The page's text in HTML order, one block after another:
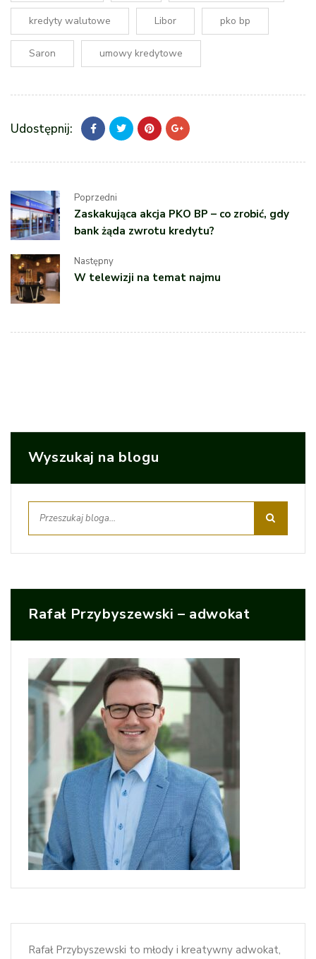
kredyty walutowe Libor pko bp
Saron umowy kredytowe
Udostępnij:
Poprzedni
Zaskakująca akcja PKO BP – co zrobić, gdy
bank żąda zwrotu kredytu?
Następny
W telewizji na temat najmu
Wyszukaj na blogu
Rafał Przybyszewski – adwokat
Rafał Przybyszewski to młody i kreatywny adwokat,